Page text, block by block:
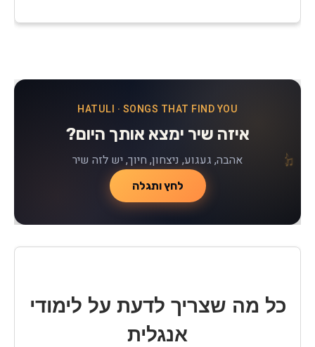
♪
♫
♪
♫
HATULI · SONGS THAT FIND YOU
איזה שיר ימצא אותך היום?
אהבה, געגוע, ניצחון, חיוך, יש לזה שיר
לחץ ותגלה
כל מה שצריך לדעת על לימודי
אנגלית